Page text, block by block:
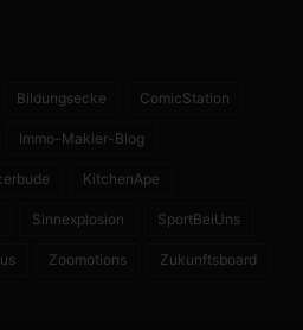
Bildungsecke ComicStation
Immo-Makler-Blog
KitchenApe
Sinnexplosion SportBeiUns
Zoomotions Zukunftsboard